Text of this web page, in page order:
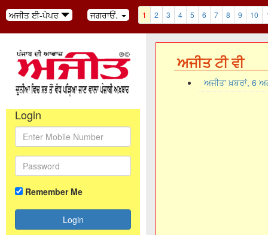
ਅਜੀਤ ਈ-ਪੇਪਰ ਜਗਰਾਓਂ. 1 2 3 4 5 6 7 8 9 10
Login
Remember Me
ਅਜੀਤ ਟੀ ਵੀ
ਅਜੀਤ' ਖ਼ਬਰਾਂ, 6